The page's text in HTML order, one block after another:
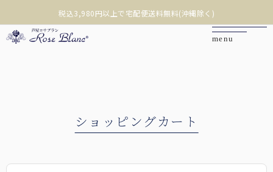
税込3,980円以上で宅配便送料無料(沖縄除く)